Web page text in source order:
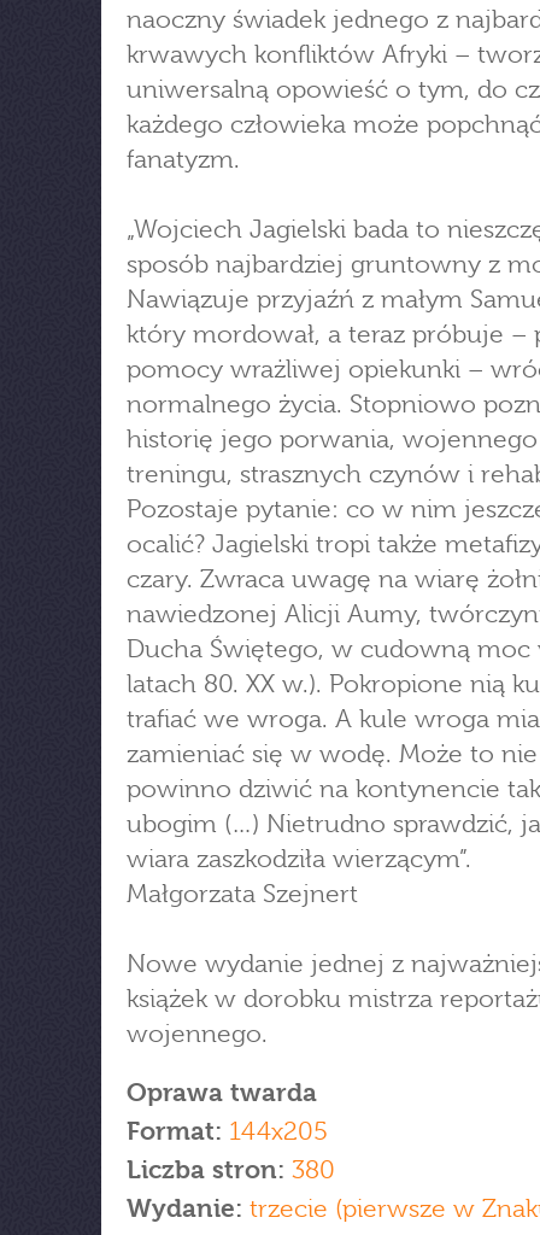
naoczny świadek jednego z
krwawych konfliktów Afryki –
uniwersalną opowieść o tym, do
każdego człowieka może
fanatyzm.
„Wojciech Jagielski bada to
sposób najbardziej gruntowny z
Nawiązuje przyjaźń z małym
który mordował, a teraz próbuje –
pomocy wrażliwej opiekunki –
normalnego życia. Stopniowo
historię jego porwania, wojennego
treningu, strasznych czynów i
Pozostaje pytanie: co w nim
ocalić? Jagielski tropi także
czary. Zwraca uwagę na wiarę
nawiedzonej Alicji Aumy,
Ducha Świętego, w cudowną moc
latach 80. XX w.). Pokropione nią
trafiać we wroga. A kule wroga
zamieniać się w wodę. Może to nie
powinno dziwić na kontynencie
ubogim (…) Nietrudno sprawdzić,
wiara zaszkodziła wierzącym”.
Małgorzata Szejnert
Nowe wydanie jednej z
książek w dorobku mistrza
wojennego.
Oprawa twarda
Format: 144x205
Liczba stron: 380
Wydanie: trzecie (pierwsze w